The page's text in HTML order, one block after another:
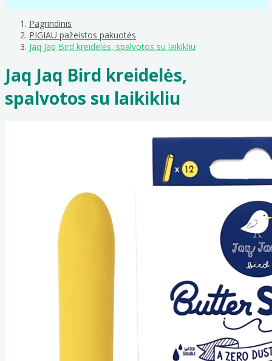
Pagrindinis
PIGIAU pažeistos pakuotės
Jaq Jaq Bird kreidelės, spalvotos su laikikliu
Jaq Jaq Bird kreidelės,
spalvotos su laikikliu